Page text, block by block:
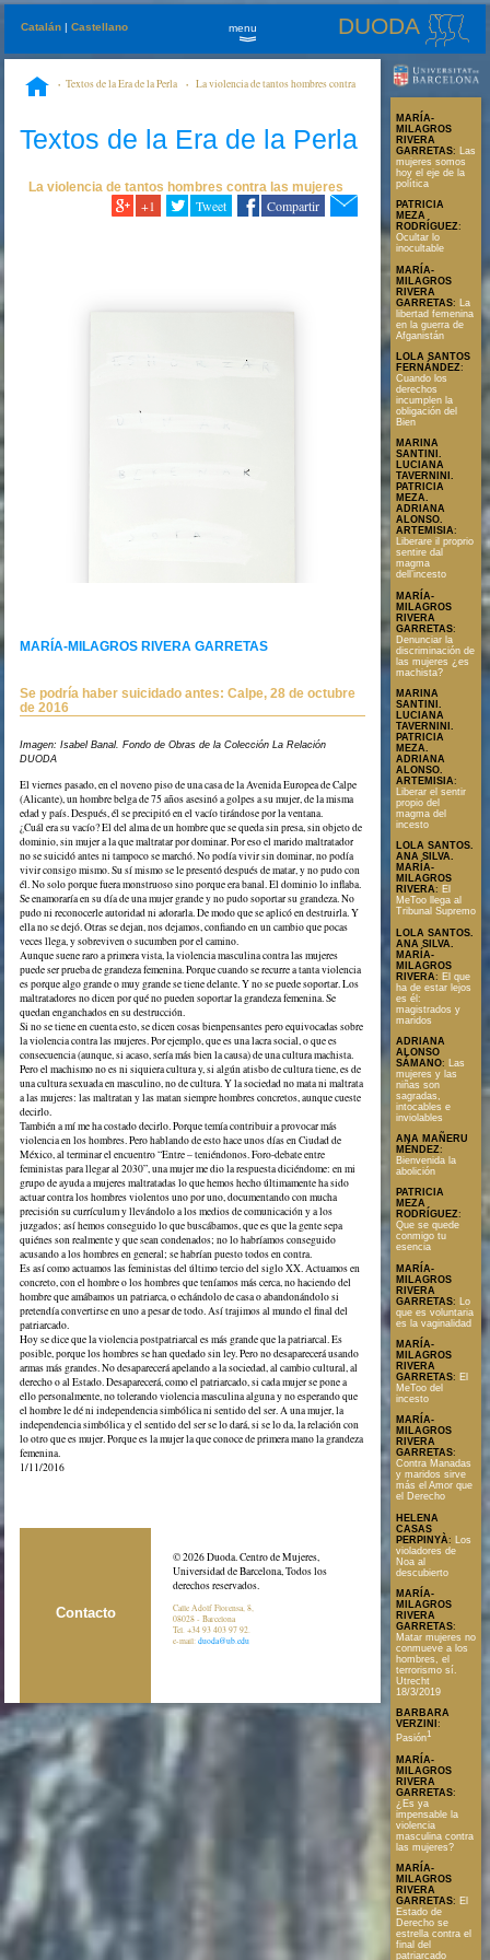
Catalán |Castellano DUODA
menu
»
Textos de la Era de la Perla
La violencia de tantos hombres contra
Textos de la Era de la Perla
La violencia de tantos hombres contra las mujeres
+1 Tweet Compartir
Texto en formato PDF
MARÍA-MILAGROS RIVERA GARRETAS
Se podría haber suicidado antes: Calpe, 28 de octubre
de 2016
Imagen: Isabel Banal. Fondo de Obras de la Colección La Relación
DUODA
El viernes pasado, en el noveno piso de una casa de la Avenida Europea de Calpe
(Alicante), un hombre belga de 75 años asesinó a golpes a su mujer, de la misma
edad y país. Después, él se precipitó en el vacío tirándose por la ventana.
¿Cuál era su vacío? El del alma de un hombre que se queda sin presa, sin objeto de
dominio, sin mujer a la que maltratar por dominar. Por eso el marido maltratador
no se suicidó antes ni tampoco se marchó. No podía vivir sin dominar, no podía
vivir consigo mismo. Su sí mismo se le presentó después de matar, y no pudo con
él. No solo porque fuera monstruoso sino porque era banal. El dominio lo inflaba.
Se enamoraría en su día de una mujer grande y no pudo soportar su grandeza. No
pudo ni reconocerle autoridad ni adorarla. De modo que se aplicó en destruirla. Y
ella no se dejó. Otras se dejan, nos dejamos, confiando en un cambio que pocas
veces llega, y sobreviven o sucumben por el camino.
Aunque suene raro a primera vista, la violencia masculina contra las mujeres
puede ser prueba de grandeza femenina. Porque cuando se recurre a tanta violencia
es porque algo grande o muy grande se tiene delante. Y no se puede soportar. Los
maltratadores no dicen por qué no pueden soportar la grandeza femenina. Se
quedan enganchados en su destrucción.
Si no se tiene en cuenta esto, se dicen cosas bienpensantes pero equivocadas sobre
la violencia contra las mujeres. Por ejemplo, que es una lacra social, o que es
consecuencia (aunque, si acaso, sería más bien la causa) de una cultura machista.
Pero el machismo no es ni siquiera cultura y, si algún atisbo de cultura tiene, es de
una cultura sexuada en masculino, no de cultura. Y la sociedad no mata ni maltrata
a las mujeres: las maltratan y las matan siempre hombres concretos, aunque cueste
decirlo.
También a mí me ha costado decirlo. Porque temía contribuir a provocar más
violencia en los hombres. Pero hablando de esto hace unos días en Ciudad de
México, al terminar el encuentro “Entre – teniéndonos. Foro-debate entre
feministas para llegar al 2030”, una mujer me dio la respuesta diciéndome: en mi
grupo de ayuda a mujeres maltratadas lo que hemos hecho últimamente ha sido
actuar contra los hombres violentos uno por uno, documentando con mucha
precisión su currículum y llevándolo a los medios de comunicación y a los
juzgados; así hemos conseguido lo que buscábamos, que es que la gente sepa
quiénes son realmente y que sean condenados; no lo habríamos conseguido
acusando a los hombres en general; se habrían puesto todos en contra.
Es así como actuamos las feministas del último tercio del siglo XX. Actuamos en
concreto, con el hombre o los hombres que teníamos más cerca, no haciendo del
hombre que amábamos un patriarca, o echándolo de casa o abandonándolo si
pretendía convertirse en uno a pesar de todo. Así trajimos al mundo el final del
patriarcado.
Hoy se dice que la violencia postpatriarcal es más grande que la patriarcal. Es
posible, porque los hombres se han quedado sin ley. Pero no desaparecerá usando
armas más grandes. No desaparecerá apelando a la sociedad, al cambio cultural, al
derecho o al Estado. Desaparecerá, como el patriarcado, si cada mujer se pone a
ello personalmente, no tolerando violencia masculina alguna y no esperando que
el hombre le dé ni independencia simbólica ni sentido del ser. A una mujer, la
independencia simbólica y el sentido del ser se lo dará, si se lo da, la relación con
lo otro que es mujer. Porque es la mujer la que conoce de primera mano la grandeza
femenina.
1/11/2016
Contacto
© 2026 Duoda. Centro de Mujeres,
Universidad de Barcelona, Todos los
derechos reservados.
Calle Adolf Florensa, 8,
08028 - Barcelona
Tel. +34 93 403 97 92.
e-mail:duoda@ub.edu
MARÍA-
MILAGROS
RIVERA
GARRETAS: Las
mujeres somos
hoy el eje de la
política
PATRICIA
MEZA
RODRÍGUEZ:
Ocultar lo
inocultable
MARÍA-
MILAGROS
RIVERA
GARRETAS:
La
libertad femenina
en la guerra de
Afganistán
LOLA SANTOS
FERNÁNDEZ:
Cuando los
derechos
incumplen la
obligación del
Bien
MARINA
SANTINI.
LUCIANA
TAVERNINI.
PATRICIA
MEZA.
ADRIANA
ALONSO.
ARTEMISIA:
Liberare il proprio
sentire dal
magma
dell’incesto
MARÍA-
MILAGROS
RIVERA
GARRETAS:
Denunciar la
discriminación de
las mujeres ¿es
machista?
MARINA
SANTINI.
LUCIANA
TAVERNINI.
PATRICIA
MEZA.
ADRIANA
ALONSO.
ARTEMISIA:
Liberar el sentir
propio del
magma del
incesto
LOLA SANTOS.
ANA SILVA.
MARÍA-
MILAGROS
RIVERA: El
MeToo llega al
Tribunal Supremo
LOLA SANTOS.
ANA SILVA.
MARÍA-
MILAGROS
RIVERA: El que
ha de estar lejos
es él:
magistrados y
maridos
ADRIANA
ALONSO
SÁMANO:
Las
mujeres y las
niñas son
sagradas,
intocables e
inviolables
ANA MAÑERU
MÉNDEZ:
Bienvenida la
abolición
PATRICIA
MEZA
RODRÍGUEZ:
Que se quede
conmigo tu
esencia
MARÍA-
MILAGROS
RIVERA
GARRETAS:
Lo
que es voluntaria
es la vaginalidad
MARÍA-
MILAGROS
RIVERA
GARRETAS: El
MeToo del
incesto
MARÍA-
MILAGROS
RIVERA
GARRETAS:
Contra Manadas
y maridos sirve
más el Amor que
el Derecho
HELENA
CASAS
PERPINYÀ:
Los
violadores de
Noa al
descubierto
MARÍA-
MILAGROS
RIVERA
GARRETAS:
Matar mujeres no
conmueve a los
hombres, el
terrorismo sí.
Utrecht
18/3/2019
BARBARA
VERZINI :
Pasión1
MARÍA-
MILAGROS
RIVERA
GARRETAS:
¿Es ya
impensable la
violencia
masculina contra
las mujeres?
MARÍA-
MILAGROS
RIVERA
GARRETAS: El
Estado de
Derecho se
estrella contra el
final del
patriarcado